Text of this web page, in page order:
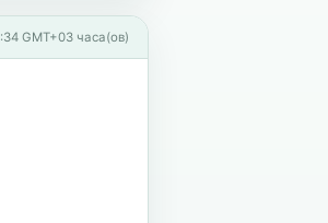
GMT+03 часа(ов)